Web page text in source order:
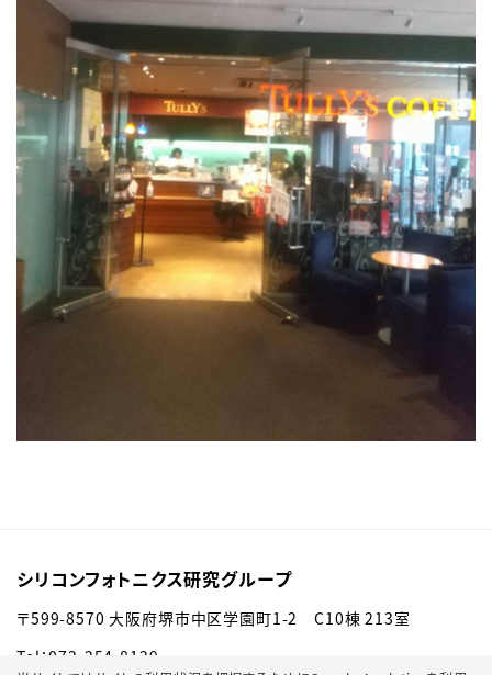
シリコンフォトニクス研究グループ
〒599-8570 大阪府堺市中区学園町1-2 C10棟 213室
Tel：072-254-8129